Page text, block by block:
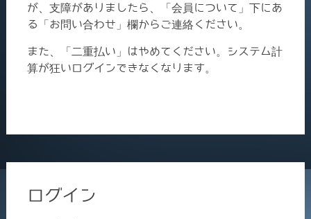
が、支障がありましたら、「会員について」下にあ
る「お問い合わせ」欄からご連絡ください。
また、「二重払い」はやめてください。システム計
算が狂いログインできなくなります。
ログイン